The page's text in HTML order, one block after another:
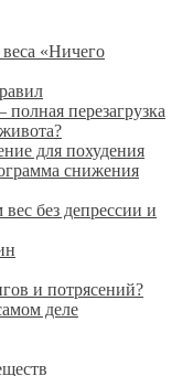
«Ничего
перезагрузка
для похудения
снижения
без депрессии и
и потрясений?
деле